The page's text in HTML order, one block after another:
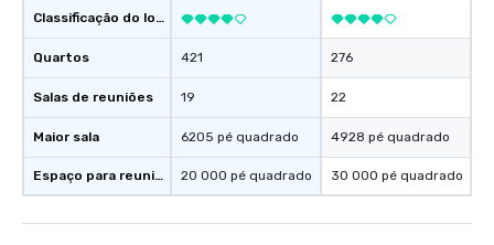
Classificação do local
Quartos
Salas de reuniões
Maior sala
Espaço para reuniões
421
19
6205 pé quadrado
20 000 pé quadrado
276
22
4928 pé quadrado
30 000 pé quadrado